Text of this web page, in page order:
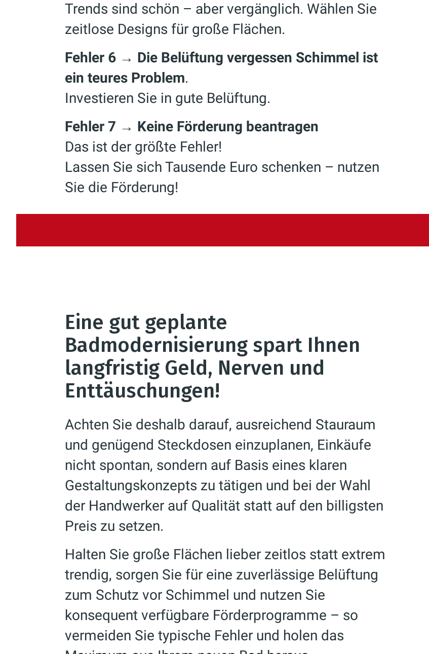
Trends sind schön – aber vergänglich. Wählen Sie
zeitlose Designs für große Flächen.
Fehler 6 → Die Belüftung vergessen Schimmel ist
ein teures Problem.
Investieren Sie in gute Belüftung.
Fehler 7 → Keine Förderung beantragen
Das ist der größte Fehler!
Lassen Sie sich Tausende Euro schenken – nutzen
Sie die Förderung!
Eine gut geplante
Badmodernisierung spart Ihnen
langfristig Geld, Nerven und
Enttäuschungen!
Achten Sie deshalb darauf, ausreichend Stauraum
und genügend Steckdosen einzuplanen, Einkäufe
nicht spontan, sondern auf Basis eines klaren
Gestaltungskonzepts zu tätigen und bei der Wahl
der Handwerker auf Qualität statt auf den billigsten
Preis zu setzen.
Halten Sie große Flächen lieber zeitlos statt extrem
trendig, sorgen Sie für eine zuverlässige Belüftung
zum Schutz vor Schimmel und nutzen Sie
konsequent verfügbare Förderprogramme – so
vermeiden Sie typische Fehler und holen das